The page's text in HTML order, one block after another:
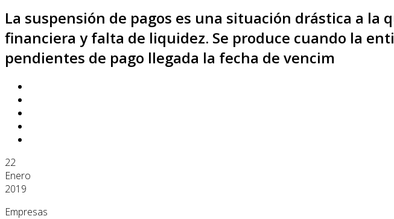
La suspensión de pagos es una situación drástica a
financiera y falta de liquidez. Se produce cuando la
pendientes de pago llegada la fecha de vencim
22
Enero
2019
Empresas